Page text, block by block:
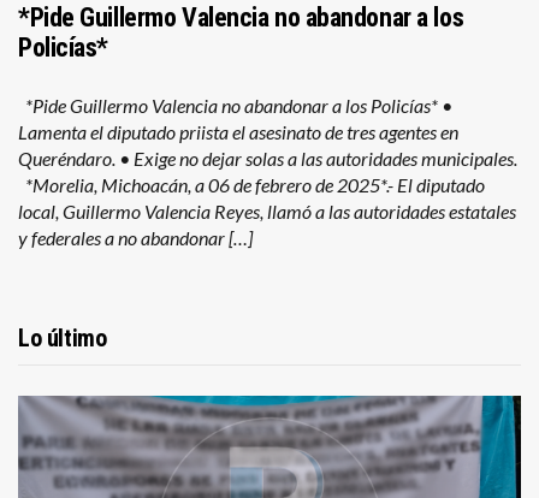
*Pide Guillermo Valencia no abandonar a los
Policías*
*Pide Guillermo Valencia no abandonar a los Policías* •
Lamenta el diputado priista el asesinato de tres agentes en
Queréndaro. • Exige no dejar solas a las autoridades municipales.
*Morelia, Michoacán, a 06 de febrero de 2025*.- El diputado
local, Guillermo Valencia Reyes, llamó a las autoridades estatales
y federales a no abandonar […]
Lo último